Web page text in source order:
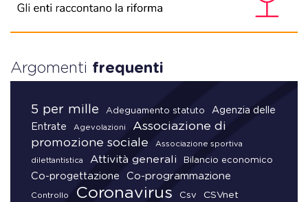
Argomenti frequenti
5 per mille Adeguamento statuto
Agenzia delle
Entrate
Agevolazioni
Associazione di
promozione sociale
Associazione sportiva
dilettantistica Attività generali Bilancio economico
Co-progettazione Co-programmazione
Controllo Coronavirus Csv CSVnet